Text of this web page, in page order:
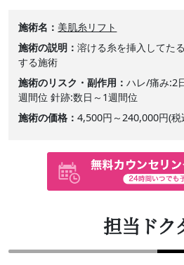
施術名
美肌糸リフト
施術の説明
溶ける糸を挿入してた
する施術
施術のリスク・副作用
ハレ/痛み:2
週間位 針跡:数日～1週間位
施術の価格
4,500円～240,000円(税
担当ドク